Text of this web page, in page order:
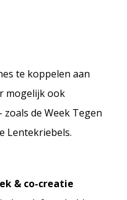
te koppelen aan
mogelijk ook
de Week Tegen
Lentekriebels.
& co-creatie